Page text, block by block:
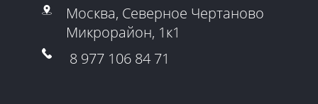
Москва, Северное Чертаново
Микрорайон, 1к1
8 977 106 84 71